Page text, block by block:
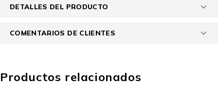
DETALLES DEL PRODUCTO
COMENTARIOS DE CLIENTES
Productos relacionados